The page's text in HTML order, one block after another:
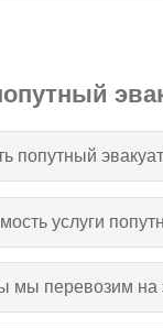
попутный
услуги
мы перевозим